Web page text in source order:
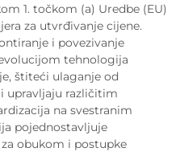
1. točkom (a) Uredbe (EU)
za utvrđivanje cijene.
i povezivanje
tehnologija
štiteći ulaganje od
upravljaju različitim
na svestranim
pojednostavljuje
obukom i postupke